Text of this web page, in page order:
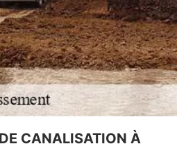
CANALISATION À